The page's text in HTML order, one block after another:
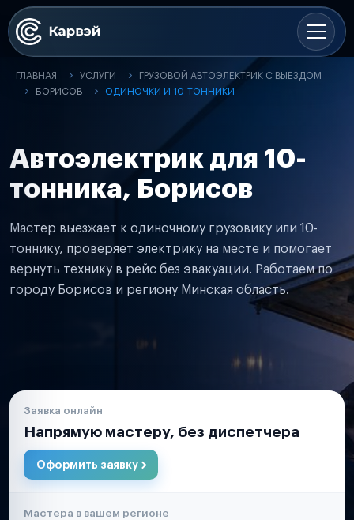
ГЛАВНАЯ УСЛУГИ
ГРУЗОВОЙ АВТОЭЛЕКТРИК С ВЫЕЗДОМ
БОРИСОВ
ОДИНОЧКИ И 10-ТОННИКИ
Автоэлектрик для 10-
тонника, Борисов
Мастер выезжает к одиночному грузовику или 10-
тоннику, проверяет электрику на месте и помогает
вернуть технику в рейс без эвакуации. Работаем по
городу Борисов и региону Минская область.
Заявка онлайн
Напрямую мастеру, без диспетчера
Оформить заявку
Мастера в вашем регионе